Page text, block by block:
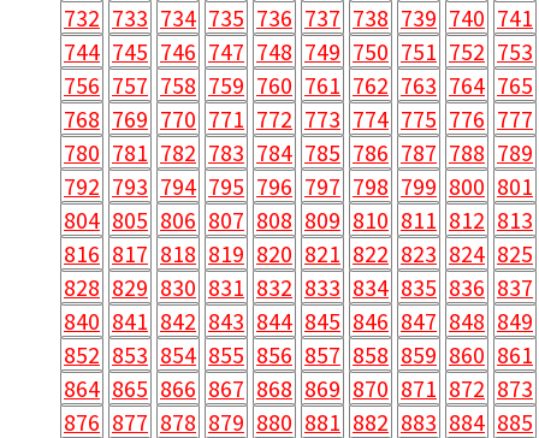
732 733 734 735 736 737 738 739 740 741
744 745 746 747 748 749 750 751 752 753
756 757 758 759 760 761 762 763 764 765
768 769 770 771 772 773 774 775 776 777
780 781 782 783 784 785 786 787 788 789
792 793 794 795 796 797 798 799 800 801
804 805 806 807 808 809 810 811 812 813
816 817 818 819 820 821 822 823 824 825
828 829 830 831 832 833 834 835 836 837
840 841 842 843 844 845 846 847 848 849
852 853 854 855 856 857 858 859 860 861
864 865 866 867 868 869 870 871 872 873
876 877 878 879 880 881 882 883 884 885